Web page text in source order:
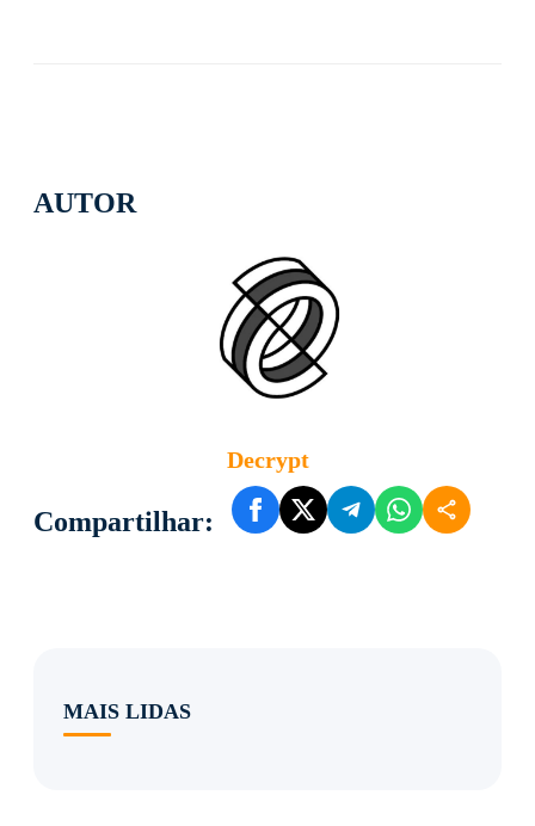
AUTOR
Decrypt
Compartilhar:
MAIS LIDAS